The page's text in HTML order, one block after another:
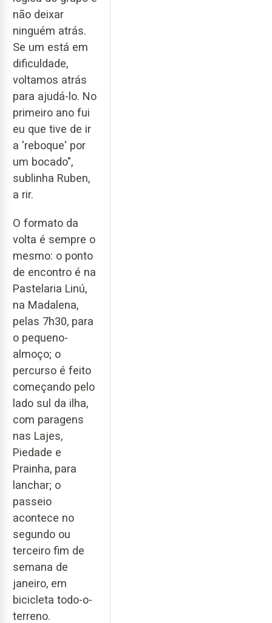
não deixar
ninguém atrás.
Se um está em
dificuldade,
voltamos atrás
para ajudá-lo. No
primeiro ano fui
eu que tive de ir
a 'reboque' por
um bocado",
sublinha Ruben,
a rir.
O formato da
volta é sempre o
mesmo: o ponto
de encontro é na
Pastelaria Linú,
na Madalena,
pelas 7h30, para
o pequeno-
almoço; o
percurso é feito
começando pelo
lado sul da ilha,
com paragens
nas Lajes,
Piedade e
Prainha, para
lanchar; o
passeio
acontece no
segundo ou
terceiro fim de
semana de
janeiro, em
bicicleta todo-o-
terreno.